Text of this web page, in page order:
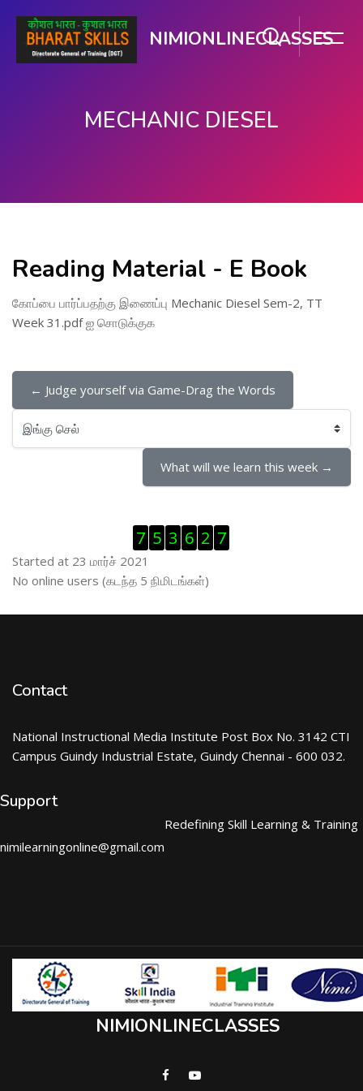
NIMIONLINECLASSES
MECHANIC DIESEL
Reading Material - E Book
கோப்பை பார்ப்பதற்கு இணைப்பு Mechanic Diesel Sem-2, TT
Week 31.pdfஐ சொடுக்குக
← Judge yourself via Game-Drag the Words
இங்கு செல்
What will we learn this week →
Visitor Counter ஐத் தவிர்
7 5 3 6 2 7
Started at 23 மார்ச் 2021
இணைப்புநிலைப் பயனாளர் ஐத் தவிர்
No online users (கடந்த 5 நிமிடங்கள்)
Contact
National Instructional Media Institute Post Box No. 3142 CTI
Campus Guindy Industrial Estate, Guindy Chennai - 600 032.
Support
nimilearningonline@gmail.com
Redefining Skill Learning & Training
NIMIONLINECLASSES